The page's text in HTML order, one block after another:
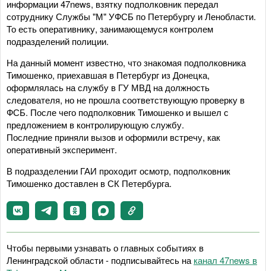
информации 47news, взятку подполковник передал
сотруднику Службы "М" УФСБ по Петербургу и Ленобласти.
То есть оперативнику, занимающемуся контролем
подразделений полиции.
На данный момент известно, что знакомая подполковника
Тимошенко, приехавшая в Петербург из Донецка,
оформлялась на службу в ГУ МВД на должность
следователя, но не прошла соответствующую проверку в
ФСБ. После чего подполковник Тимошенко и вышел с
предложением в контролирующую службу.
Последние приняли вызов и оформили встречу, как
оперативный эксперимент.
В подразделении ГАИ проходит осмотр, подполковник
Тимошенко доставлен в СК Петербурга.
Чтобы первыми узнавать о главных событиях в
Ленинградской области - подписывайтесь наканал 47news в